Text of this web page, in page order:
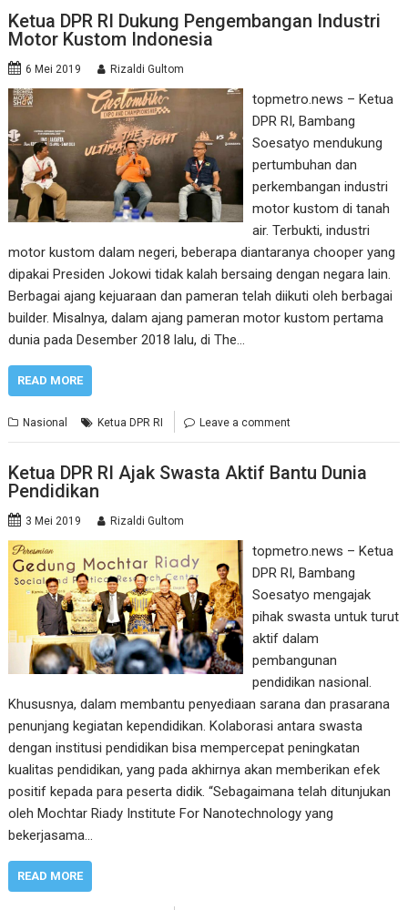
Ketua DPR RI Dukung Pengembangan Industri
Motor Kustom Indonesia
6 Mei 2019 Rizaldi Gultom
topmetro.news – Ketua
DPR RI, Bambang
Soesatyo mendukung
pertumbuhan dan
perkembangan industri
motor kustom di tanah
air. Terbukti, industri
motor kustom dalam negeri, beberapa diantaranya chooper yang
dipakai Presiden Jokowi tidak kalah bersaing dengan negara lain.
Berbagai ajang kejuaraan dan pameran telah diikuti oleh berbagai
builder. Misalnya, dalam ajang pameran motor kustom pertama
dunia pada Desember 2018 lalu, di The…
READ MORE
Nasional Ketua DPR RI Leave a comment
Ketua DPR RI Ajak Swasta Aktif Bantu Dunia
Pendidikan
3 Mei 2019 Rizaldi Gultom
topmetro.news – Ketua
DPR RI, Bambang
Soesatyo mengajak
pihak swasta untuk turut
aktif dalam
pembangunan
pendidikan nasional.
Khususnya, dalam membantu penyediaan sarana dan prasarana
penunjang kegiatan kependidikan. Kolaborasi antara swasta
dengan institusi pendidikan bisa mempercepat peningkatan
kualitas pendidikan, yang pada akhirnya akan memberikan efek
positif kepada para peserta didik. “Sebagaimana telah ditunjukan
oleh Mochtar Riady Institute For Nanotechnology yang
bekerjasama…
READ MORE